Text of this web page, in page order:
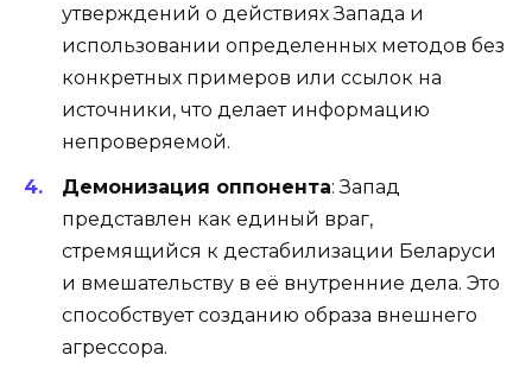
утверждений о действиях Запада и
использовании определенных методов без
конкретных примеров или ссылок на
источники, что делает информацию
непроверяемой.
Демонизация оппонента: Запад
представлен как единый враг,
стремящийся к дестабилизации Беларуси
и вмешательству в её внутренние дела. Это
способствует созданию образа внешнего
агрессора.